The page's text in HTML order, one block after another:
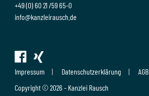
+49 (0) 60 21 /59 65-0
info@kanzleirausch.de
Impressum Datenschutzerklärung AGB
Copyright © 2026 - Kanzlei Rausch